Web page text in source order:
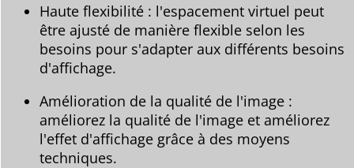
Haute flexibilité : l'espacement virtuel peut
être ajusté de manière flexible selon les
besoins pour s'adapter aux différents besoins
d'affichage.
Amélioration de la qualité de l'image :
améliorez la qualité de l'image et améliorez
l'effet d'affichage grâce à des moyens
techniques.